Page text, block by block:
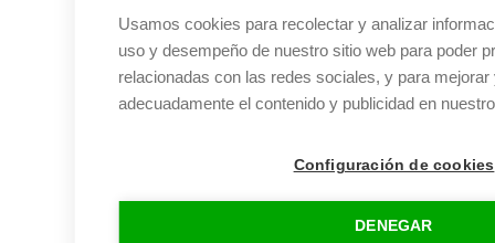
Usamos cookies para recolectar y analizar
uso y desempeño de nuestro sitio web para poder
relacionadas con las redes sociales, y para
adecuadamente el contenido y publicidad en
Configuración de cookies
DENEGAR